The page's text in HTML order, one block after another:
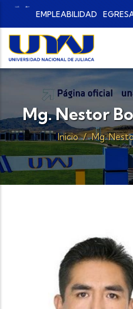
Pasar al contenido principal
EMPLEABILIDAD
Mg. Nestor
Inicio / Mg.